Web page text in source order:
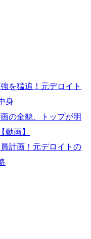
を猛追！元デロイト
身
の全貌、トップが明
動画】
計画！元デロイトの